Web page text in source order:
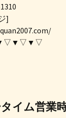
]
イム営業